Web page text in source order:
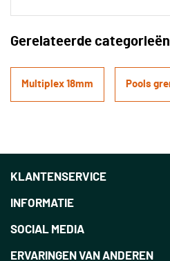
Gerelateerde categorieën
Multiplex 18mm Pools
KLANTENSERVICE
INFORMATIE
SOCIAL MEDIA
ERVARINGEN VAN ANDEREN